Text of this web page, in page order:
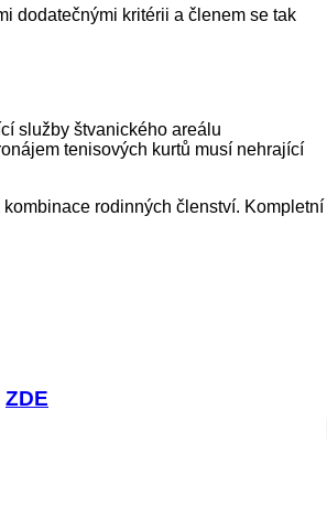
dodatečnými kritérii a členem se tak
služby štvanického areálu
tenisových kurtů musí nehrající
rodinných členství. Kompletní
ZDE